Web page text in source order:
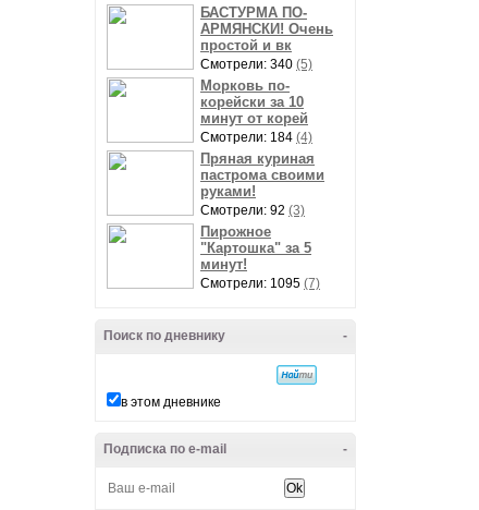
БАСТУРМА ПО-
АРМЯНСКИ! Очень
простой и вк
Смотрели: 340 (5)
Морковь по-
корейски за 10
минут от корей
Смотрели: 184 (4)
Пряная куриная
пастрома своими
руками!
Смотрели: 92 (3)
Пирожное
"Картошка" за 5
минут!
Смотрели: 1095 (7)
-
Поиск по дневнику
в этом дневнике
-
Подписка по e-mail